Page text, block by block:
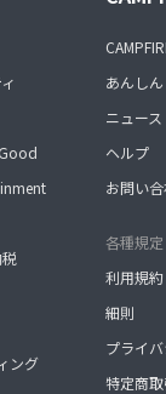
ング
あんし
ニュース
ヘルプ
お問い
各種規定
利用規約
細則
プライ
特定商